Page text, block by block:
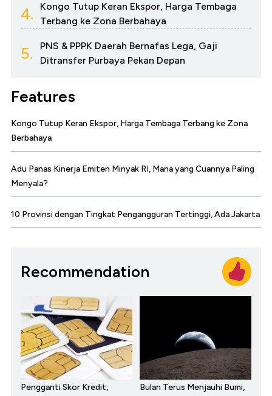
4.
Kongo Tutup Keran Ekspor, Harga Tembaga
Terbang ke Zona Berbahaya
5.
PNS & PPPK Daerah Bernafas Lega, Gaji
Ditransfer Purbaya Pekan Depan
Features
Kongo Tutup Keran Ekspor, Harga Tembaga Terbang ke Zona
Berbahaya
Adu Panas Kinerja Emiten Minyak RI, Mana yang Cuannya Paling
Menyala?
10 Provinsi dengan Tingkat Pengangguran Tertinggi, Ada Jakarta
Recommendation
Pengganti Skor Kredit,
Bulan Terus Menjauhi Bumi,